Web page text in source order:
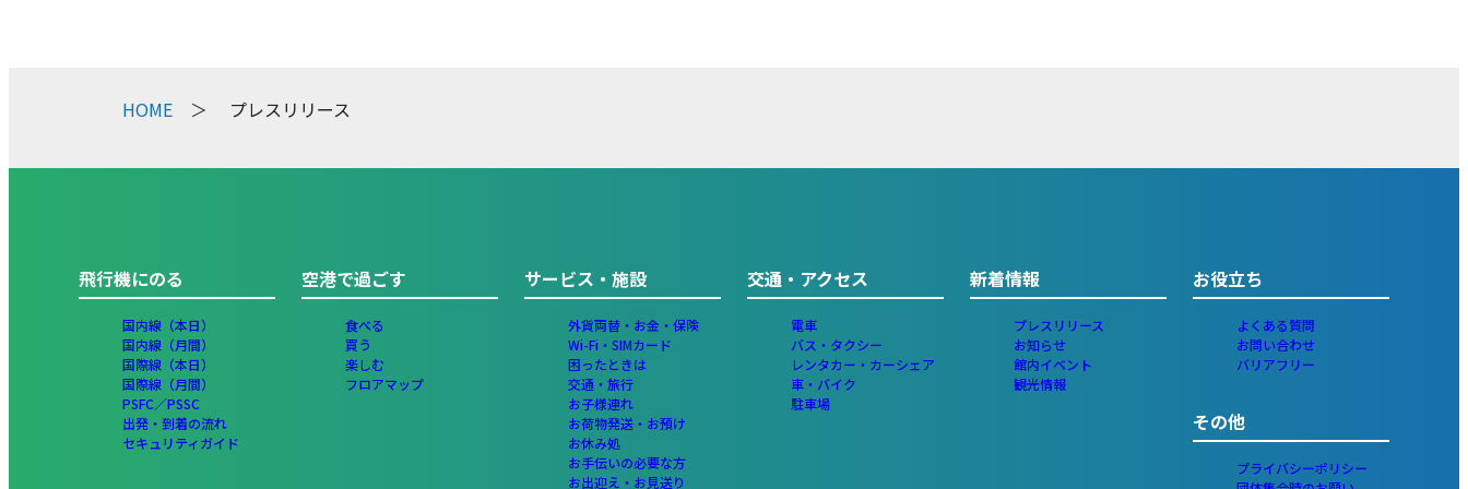
HOME プレスリリース
飛行機にのる
国内線（本日）
国内線（月間）
国際線（本日）
国際線（月間）
PSFC／PSSC
出発・到着の流れ
セキュリティガイド
空港で過ごす
食べる
買う
楽しむ
フロアマップ
サービス・施設
外貨両替・お金・保険
Wi-Fi・SIMカード
困ったときは
交通・旅行
お子様連れ
お荷物発送・お預け
お休み処
お手伝いの必要な方
お出迎え・お見送り
交通・アクセス
電車
バス・タクシー
レンタカー・カーシェア
車・バイク
駐車場
新着情報
プレスリリース
お知らせ
館内イベント
観光情報
お役立ち
よくある質問
お問い合わせ
バリアフリー
その他
プライバシーポリシー